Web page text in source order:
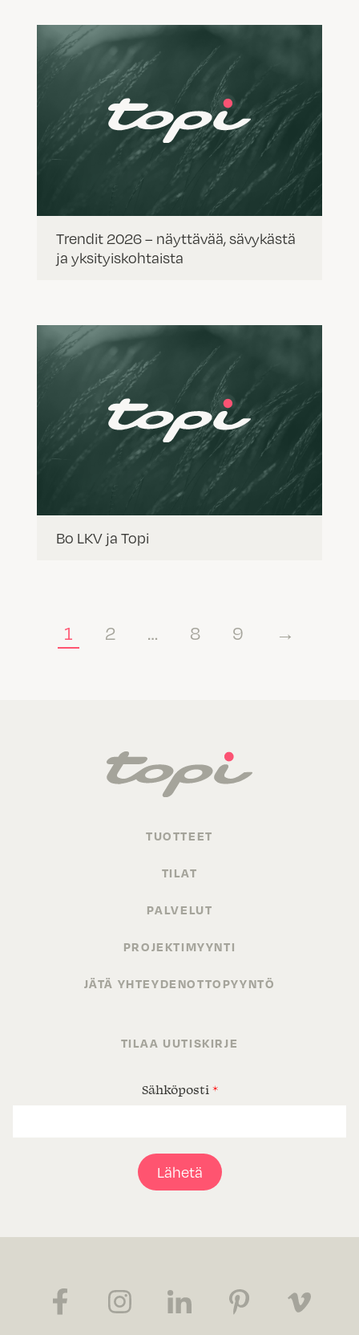
Trendit 2026 – näyttävää, sävykästä
ja yksityiskohtaista
Bo LKV ja Topi
1 2 … 8 9 →
TUOTTEET
TILAT
PALVELUT
PROJEKTIMYYNTI
JÄTÄ YHTEYDENOTTOPYYNTÖ
TILAA UUTISKIRJE
Sähköposti *
Lähetä